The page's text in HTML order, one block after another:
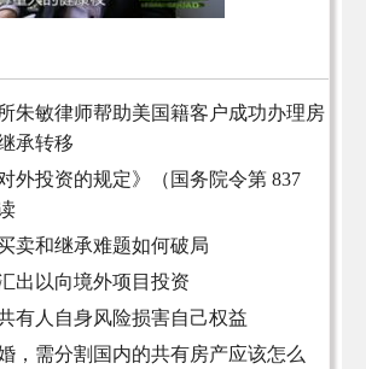
朱敏律师帮助美国籍客户成功办理房
承转移
外投资的规定》（国务院令第 837
卖和继承难题如何破局
出以向境外项目投资
有人自身风险损害自己权益
，需分割国内的共有房产应该怎么